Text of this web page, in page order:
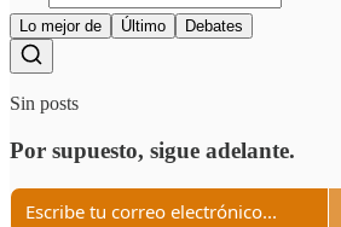
Lo mejor de Último Debates
Sin posts
Por supuesto, sigue adelante.